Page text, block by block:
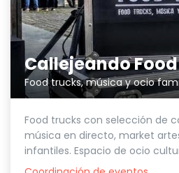
Callejeando
Food trucks, música y ocio
Food trucks con selección de
música en directo, market
infantiles. Espacio de ocio